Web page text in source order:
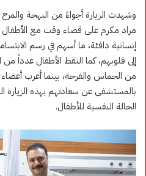
وشهدت الزيارة أجواءً من البهجة
مراد مكرم على قضاء وقت مع الأطفال
إنسانية دافئة، ما أسهم في رسم
إلى قلوبهم، كما التقط الأطفال عدداً
من الحماس والفرحة، بينما أعرب أعضاء
بالمستشفى عن سعادتهم بهذه الزيارة
الحالة النفسية للأطفال.